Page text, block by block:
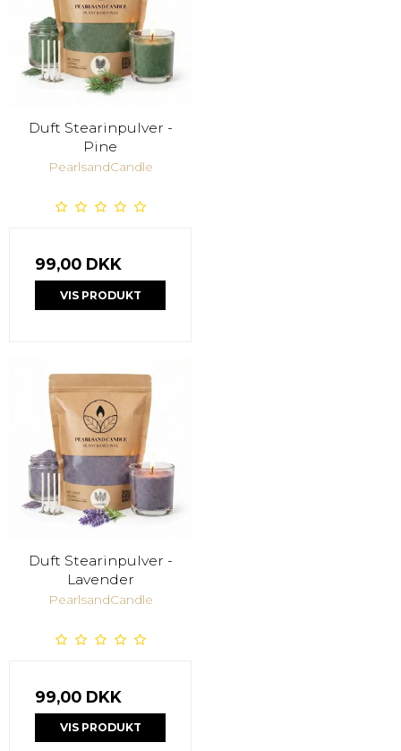
Duft Stearinpulver -
Pine
PearlsandCandle
99,00 DKK
VIS PRODUKT
Duft Stearinpulver -
Lavender
PearlsandCandle
99,00 DKK
VIS PRODUKT